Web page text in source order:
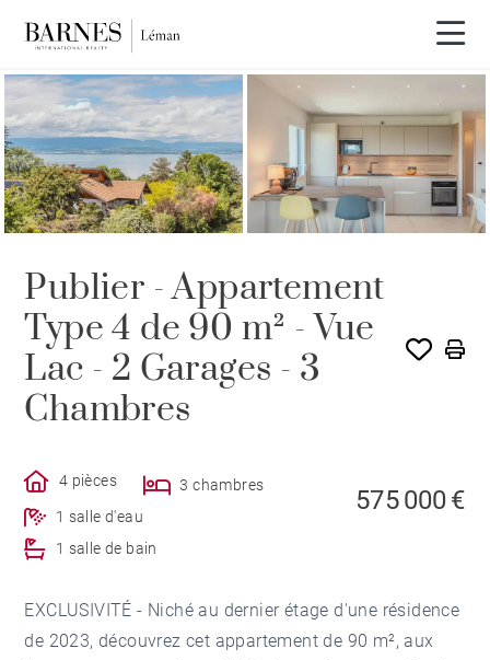
EXCLUSIVITÉ
Publier - Appartement
Type 4 de 90 m² - Vue
Lac - 2 Garages - 3
Chambres
4 pièces
3 chambres
1 salle d'eau
1 salle de bain
575 000 €
EXCLUSIVITÉ - Niché au dernier étage d'une résidence
de 2023, découvrez cet appartement de 90 m², aux